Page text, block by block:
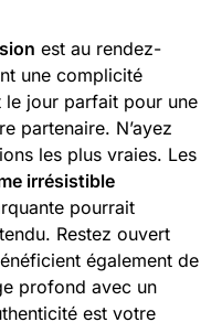
est au rendez-
une complicité
le jour parfait pour une
partenaire. N’ayez
les plus vraies. Les
irrésistible
pourrait
Restez ouvert
également de
profond avec un
est votre